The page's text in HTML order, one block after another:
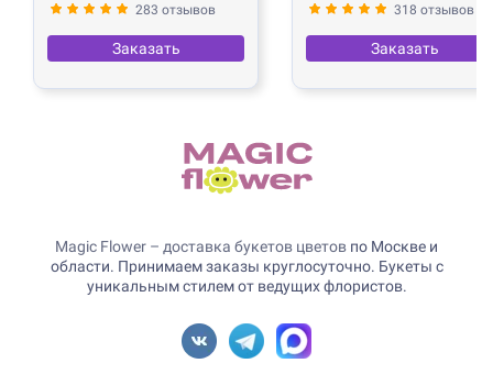
283 отзывов
Заказать
318 отзывов
Заказать
Magic Flower – доставка букетов цветов по Москве и
области. Принимаем заказы круглосуточно. Букеты с
уникальным стилем от ведущих флористов.